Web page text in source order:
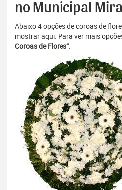
no Municipal
Abaixo 4 opções de coroas de
mostrar aqui. Para ver mais
Coroas de Flores”.